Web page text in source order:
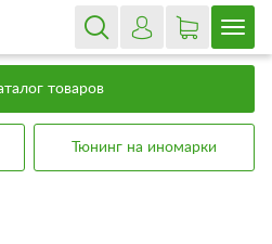
товаров
Тюнинг на иномарки